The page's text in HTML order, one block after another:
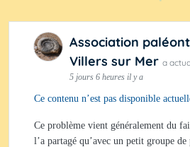
Association
Villers sur Mer a
5 jours 6 heures il y a
Ce contenu n’est pas disponible
Ce problème vient généralement du
l’a partagé qu’avec un petit groupe